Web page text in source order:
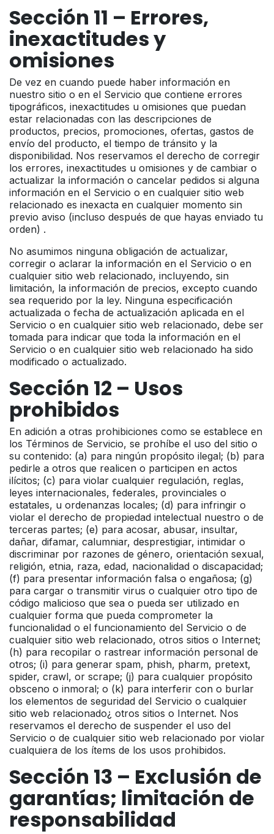
Sección 11 – Errores,
inexactitudes y
omisiones
De vez en cuando puede haber información en
nuestro sitio o en el Servicio que contiene errores
tipográficos, inexactitudes u omisiones que puedan
estar relacionadas con las descripciones de
productos, precios, promociones, ofertas, gastos de
envío del producto, el tiempo de tránsito y la
disponibilidad. Nos reservamos el derecho de corregir
los errores, inexactitudes u omisiones y de cambiar o
actualizar la información o cancelar pedidos si alguna
información en el Servicio o en cualquier sitio web
relacionado es inexacta en cualquier momento sin
previo aviso (incluso después de que hayas enviado tu
orden) .
No asumimos ninguna obligación de actualizar,
corregir o aclarar la información en el Servicio o en
cualquier sitio web relacionado, incluyendo, sin
limitación, la información de precios, excepto cuando
sea requerido por la ley. Ninguna especificación
actualizada o fecha de actualización aplicada en el
Servicio o en cualquier sitio web relacionado, debe ser
tomada para indicar que toda la información en el
Servicio o en cualquier sitio web relacionado ha sido
modificado o actualizado.
Sección 12 – Usos
prohibidos
En adición a otras prohibiciones como se establece en
los Términos de Servicio, se prohíbe el uso del sitio o
su contenido: (a) para ningún propósito ilegal; (b) para
pedirle a otros que realicen o participen en actos
ilícitos; (c) para violar cualquier regulación, reglas,
leyes internacionales, federales, provinciales o
estatales, u ordenanzas locales; (d) para infringir o
violar el derecho de propiedad intelectual nuestro o de
terceras partes; (e) para acosar, abusar, insultar,
dañar, difamar, calumniar, desprestigiar, intimidar o
discriminar por razones de género, orientación sexual,
religión, etnia, raza, edad, nacionalidad o discapacidad;
(f) para presentar información falsa o engañosa; (g)
para cargar o transmitir virus o cualquier otro tipo de
código malicioso que sea o pueda ser utilizado en
cualquier forma que pueda comprometer la
funcionalidad o el funcionamiento del Servicio o de
cualquier sitio web relacionado, otros sitios o Internet;
(h) para recopilar o rastrear información personal de
otros; (i) para generar spam, phish, pharm, pretext,
spider, crawl, or scrape; (j) para cualquier propósito
obsceno o inmoral; o (k) para interferir con o burlar
los elementos de seguridad del Servicio o cualquier
sitio web relacionado¿ otros sitios o Internet. Nos
reservamos el derecho de suspender el uso del
Servicio o de cualquier sitio web relacionado por violar
cualquiera de los ítems de los usos prohibidos.
Sección 13 – Exclusión de
garantías; limitación de
responsabilidad